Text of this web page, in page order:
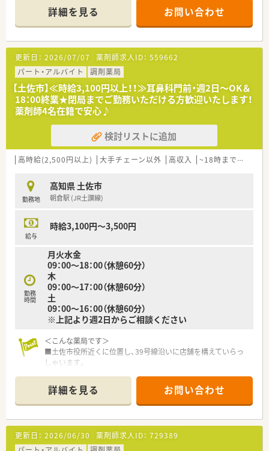
り、処方箋枚数は1日平均で60枚から80枚ほどです。
■薬剤師は常勤2名とパート2～3名の体制で、事務員も3名在籍
しており、常に2～3名体制で業務を行っています。
【募集背景と求める人物像について】
■今回は1名の退職に伴う欠員補充のための急募であり、すぐに
でも勤務を開始していただける方を求めています。
■調剤未経験の方は40代まで、経験者であれば50代まで幅広く
受け入れており、ブランクがある方も相談可能です。
■周囲のスタッフと協力しながら円滑にコミュニケーションが
取れる方や、地域医療に貢献したい方を歓迎しています。
【法人特徴について】
■高知県土佐市にて地域に根ざした薬局を1店舗展開しており、
今後は県内でのさらなる多店舗展開も検討しています。
剤師として現場に立ち、風通しの良い組織を築いています。
■社長が関東から縁あって開局した経緯があり、ドクターとの信
頼関係も厚く、安定した経営基盤を誇る法人です。
詳細を見る お問い合わせ
更新日： 2026/07/07 薬剤師求人ID： 559662
パート・アルバイト
調剤薬局
【土佐市】≪時給3,100円以上！！≫耳鼻科門前・週2日～OK＆
18：00終業★閉局までご勤務いただける方歓迎いたします！
薬剤師4名在籍で安心♪
検討リストに追加
高時給(2,500円以上) 大手チェーン以外 高収入 ~18時までの職場
勤務地
高知県 土佐市
朝倉駅 (JR土讃線)
給与
時給3,100円～3,500円
勤務
時間
月火水金
09：00～18：00（休憩60分）
木
09：00～17：00（休憩60分）
土
09：00～16：00（休憩60分）
※上記より週2日からご相談ください
＜こんな薬局です＞
■土佐市役所近くに位置し、39号線沿いに店舗を構えていらっ
しゃいます。
とを大切にお考えです。
■隣接する医院より耳鼻科を応需し、広域処方箋や在宅（施設お
よび居宅）の患者様対応をされています。
ています。
■外来処方箋対応のみではありませんので、幅広い患者様とやり
取りができる環境です。
詳細を見る お問い合わせ
更新日： 2026/06/30 薬剤師求人ID： 729389